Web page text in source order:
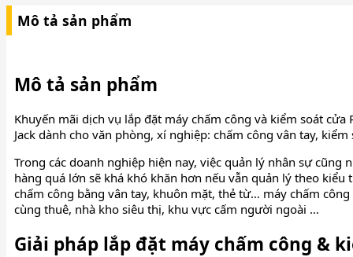
Mô tả sản phẩm
Mô tả sản phẩm
Khuyến mãi dịch vụ lắp đặt máy chấm công và kiểm soát
Jack dành cho văn phòng, xí nghiệp: chấm công vân tay,
Trong các doanh nghiệp hiện nay, việc quản lý nhân sự
hàng quá lớn sẽ khá khó khăn hơn nếu vẫn quản lý theo
chấm công bằng vân tay, khuôn mặt, thẻ từ… máy chấm
cùng thuê, nhà kho siêu thị, khu vực cấm người ngoài …
Giải pháp lắp đặt máy chấm công &